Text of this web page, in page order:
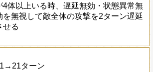
4体以上いる時、遅延無効・状態異常無
を無視して敵全体の攻撃を2ターン遅延
せる
ターン